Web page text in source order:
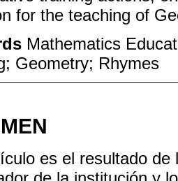
for the teaching of
Mathematics
Geometry; Rhymes
es el resultado